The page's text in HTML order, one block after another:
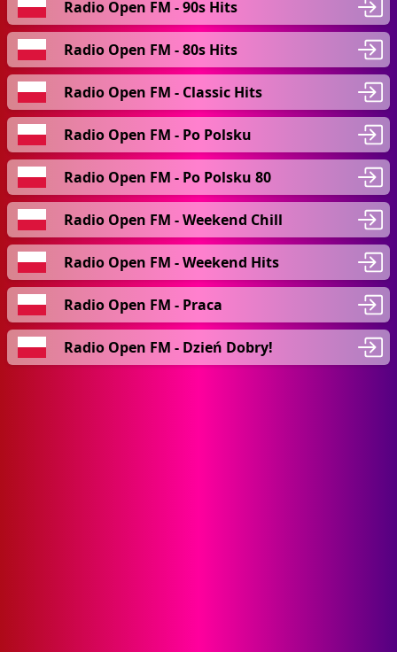
Radio Open FM - 90s Hits
Radio Open FM - 80s Hits
Radio Open FM - Classic Hits
Radio Open FM - Po Polsku
Radio Open FM - Po Polsku 80
Radio Open FM - Weekend Chill
Radio Open FM - Weekend Hits
Radio Open FM - Praca
Radio Open FM - Dzień Dobry!